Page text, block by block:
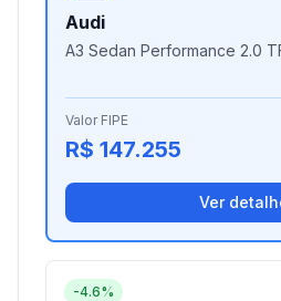
Audi
A3 Sedan Performance 2.0
Valor FIPE
R$ 147.255
Ver
-4.6%